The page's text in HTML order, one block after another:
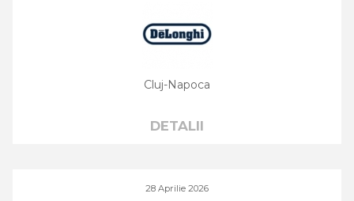
Cluj-Napoca
DETALII
28 Aprilie 2026